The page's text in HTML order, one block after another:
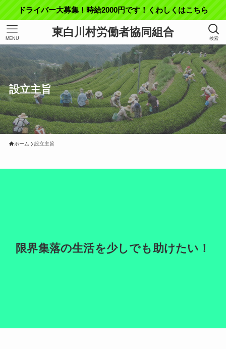
ドライバー大募集！時給2000円です！くわしくはこちら
東白川村労働者協同組合 検索
MENU
設立主旨
ホーム 設立主旨
限界集落の生活を少しでも助けたい！